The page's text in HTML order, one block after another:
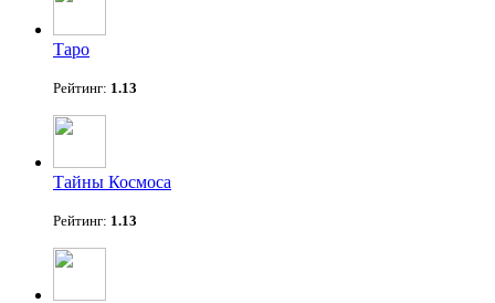
Таро
Рейтинг: 1.13
Тайны Космоса
Рейтинг: 1.13